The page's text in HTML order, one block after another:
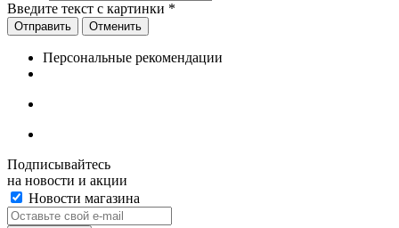
Введите текст с картинки *
Отменить
Персональные рекомендации
Подписывайтесь
на новости и акции
Новости магазина